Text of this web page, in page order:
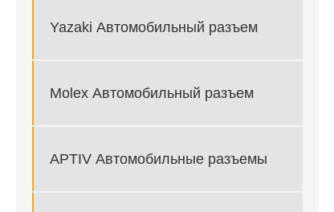
Yazaki Автомобильный разъем
Molex Автомобильный разъем
APTIV Автомобильные разъемы